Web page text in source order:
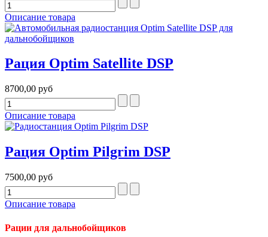
Описание товара
Рация Optim Satellite DSP
8700,00 руб
Описание товара
Рация Optim Pilgrim DSP
7500,00 руб
Описание товара
Рации для дальнобойщиков